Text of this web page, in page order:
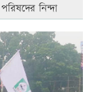
নিন্দা